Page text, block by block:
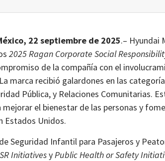
22 septiembre de 2025.– Hyundai
2025 Ragan Corporate Social
de la compañía con el
marca recibió galardones en las
Pública, y Relaciones Comunitarias.
mejorar el bienestar de las personas y
Estados Unidos.
Seguridad Infantil para Pasajeros y
InitiativesyPublic Health or Safety